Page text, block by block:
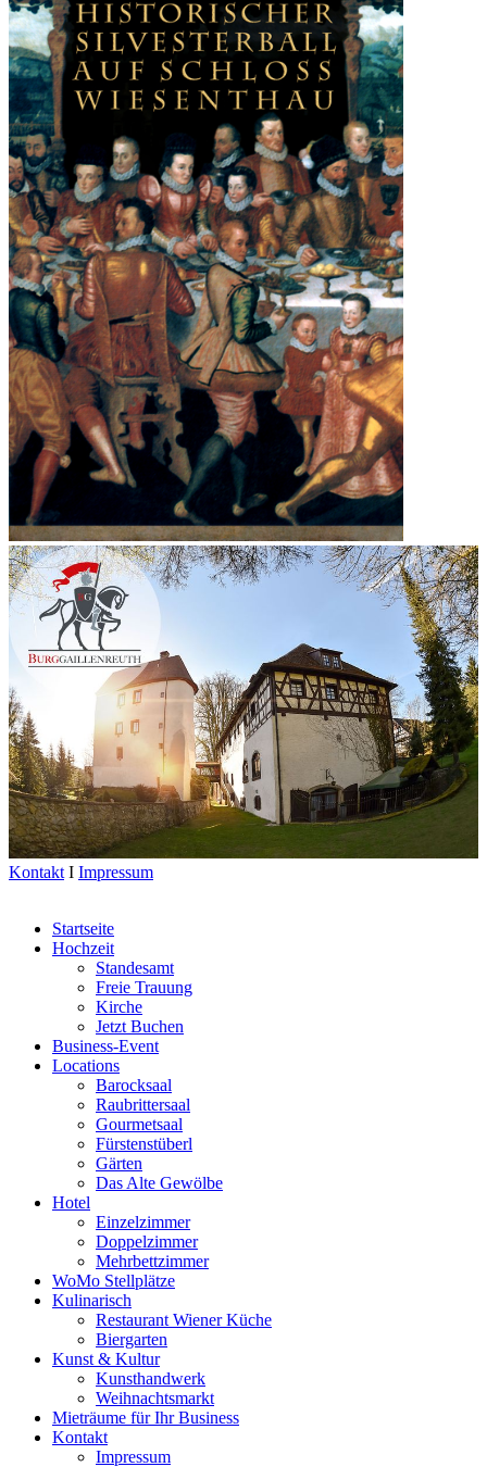
Kontakt I Impressum
Startseite
Hochzeit
Standesamt
Freie Trauung
Kirche
Jetzt Buchen
Business-Event
Locations
Barocksaal
Raubrittersaal
Gourmetsaal
Fürstenstüberl
Gärten
Das Alte Gewölbe
Hotel
Einzelzimmer
Doppelzimmer
Mehrbettzimmer
WoMo Stellplätze
Kulinarisch
Restaurant Wiener Küche
Biergarten
Kunst & Kultur
Kunsthandwerk
Weihnachtsmarkt
Mieträume für Ihr Business
Kontakt
Impressum